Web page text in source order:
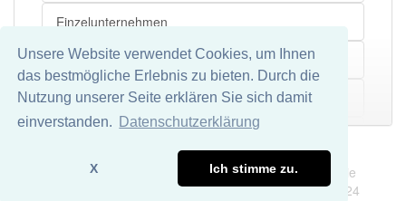
Unsere Website verwendet Cookies, um Ihnen
das bestmögliche Erlebnis zu bieten. Durch die
Nutzung unserer Seite erklären Sie sich damit
einverstanden.
Datenschutzerklärung
X Ich stimme zu.
Einzelunternehmen
Großunternehmen
Medienunternehmen
Chemieunternehmen
Mehr
Datenschutz
Wir übernehmen keine Garantie und keine Haftung für die
Richtigkeit und Vollständigkeit dieser Seite. DDDEasy 2024